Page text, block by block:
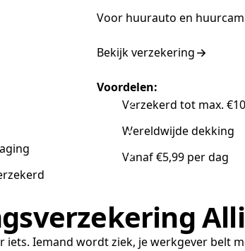
Voor huurauto en
Bekijk verzekering
Voordelen:
Verzekerd tot max.
Wereldwijde dekking
Vanaf €5,99 per dag
Iemand wordt ziek, je werkgever belt